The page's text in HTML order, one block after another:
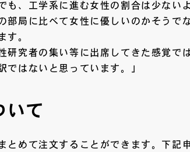
も、工学系に進む女性の割合は少ない
部局に比べて女性に優しいのかそうで
す。
研究者の集い等に出席してきた感覚で
ではないと思っています。」
いて
とめて注文することができます。下記